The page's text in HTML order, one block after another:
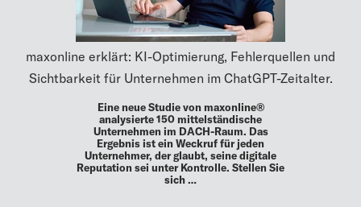
maxonline erklärt: KI-Optimierung, Fehlerquellen und
Sichtbarkeit für Unternehmen im ChatGPT-Zeitalter.
Eine neue Studie von maxonline®
analysierte 150 mittelständische
Unternehmen im DACH-Raum. Das
Ergebnis ist ein Weckruf für jeden
Unternehmer, der glaubt, seine digitale
Reputation sei unter Kontrolle. Stellen Sie
sich …